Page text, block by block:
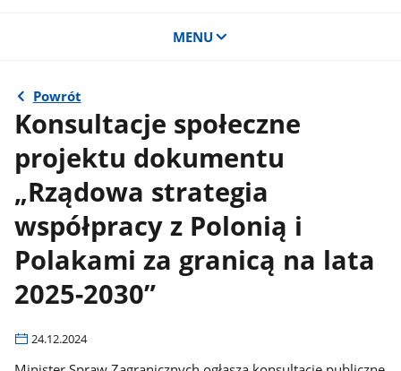
MENU
Powrót
Konsultacje społeczne
projektu dokumentu
„Rządowa strategia
współpracy z Polonią i
Polakami za granicą na lata
2025-2030”
24.12.2024